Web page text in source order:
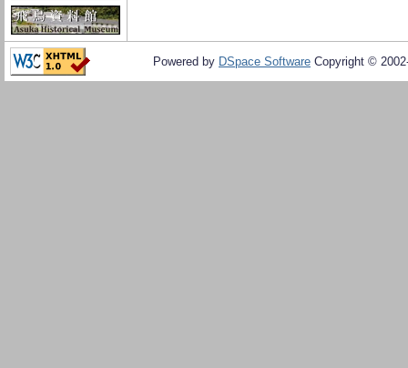
Powered by DSpace Software Copyright ©